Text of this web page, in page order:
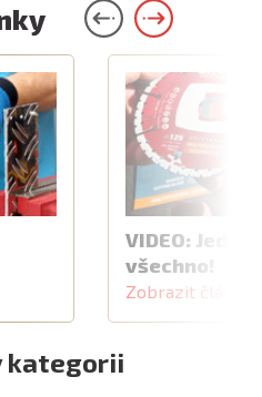
VIDEO:
všechno!
Zobrazit článek
kategorii